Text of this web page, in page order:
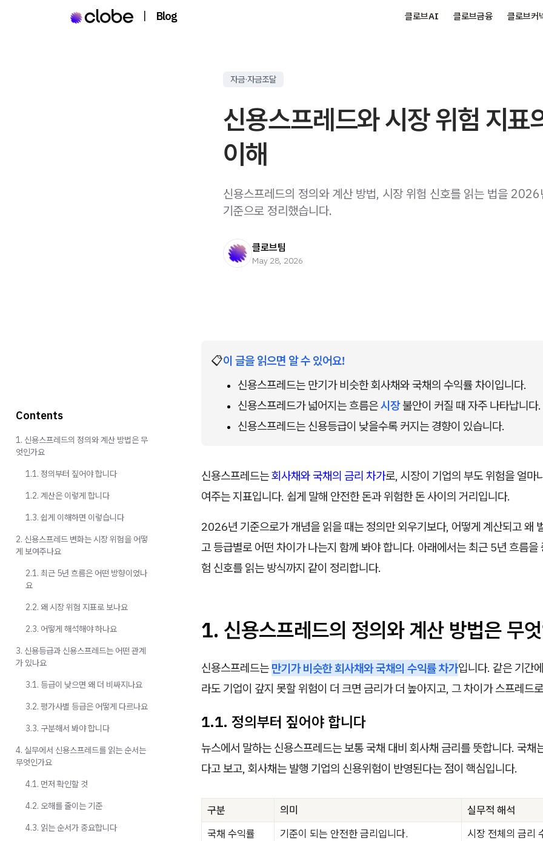
| Blog 클로브AI 클로브금융 클로브커
자금·자금조달
신용스프레드와 시장 위험 지표
이해
신용스프레드의 정의와 계산 방법, 시장 위험 신호를 읽는 법을 2026
기준으로 정리했습니다.
클로브팀
May 28, 2026
📋이 글을 읽으면 알 수 있어요!
신용스프레드는 만기가 비슷한 회사채와 국채의 수익률 차이입니다.
신용스프레드가 넓어지는 흐름은 시장 불안이 커질 때 자주 나타납니다.
신용스프레드는 신용등급이 낮을수록 커지는 경향이 있습니다.
신용스프레드는회사채와 국채의 금리 차가로, 시장이 기업의 부도 위험을 얼마
여주는 지표입니다. 쉽게 말해 안전한 돈과 위험한 돈 사이의 거리입니다.
2026년 기준으로가 개념을 읽을 때는 정의만 외우기보다, 어떻게 계산되고 왜
고 등급별로 어떤 차이가 나는지 함께 봐야 합니다. 아래에서는 최근 5년 흐름을
험 신호를 읽는 방식까지 같이 정리합니다.
1. 신용스프레드의 정의와 계산 방법은 무
신용스프레드는 만기가 비슷한 회사채와 국채의 수익률 차가입니다. 같은 기간
라도 기업이 갚지 못할 위험이 더 크면 금리가 더 높아지고, 그 차이가 스프레드
1.1. 정의부터 짚어야 합니다
뉴스에서 말하는 신용스프레드는 보통 국채 대비 회사채 금리를 뜻합니다. 국채
다고 보고, 회사채는 발행 기업의 신용위험이 반영된다는 점이 핵심입니다.
구분 의미
실무적 해석
국채 수익률
기준이 되는 안전한 금리입니다.
시장 전체의 금리
Contents
1. 신용스프레드의 정의와 계산 방법은 무
엇인가요
1.1. 정의부터 짚어야 합니다
1.2. 계산은 이렇게 합니다
1.3. 쉽게 이해하면 이렇습니다
2. 신용스프레드 변화는 시장 위험을 어떻
게 보여주나요
2.1. 최근 5년 흐름은 어떤 방향이었나
요
2.2. 왜 시장 위험 지표로 보나요
2.3. 어떻게 해석해야 하나요
3. 신용등급과 신용스프레드는 어떤 관계
가 있나요
3.1. 등급이 낮으면 왜 더 비싸지나요
3.2. 평가사별 등급은 어떻게 다르나요
3.3. 구분해서 봐야 합니다
4. 실무에서 신용스프레드를 읽는 순서는
무엇인가요
4.1. 먼저 확인할 것
4.2. 오해를 줄이는 기준
4.3. 읽는 순서가 중요합니다